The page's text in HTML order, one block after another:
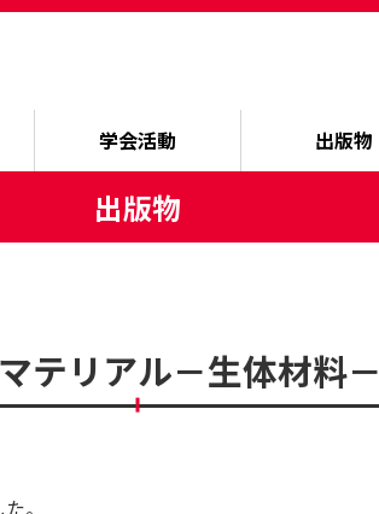
学会活動 出版物
出版物
テリアル－生体材料－
。